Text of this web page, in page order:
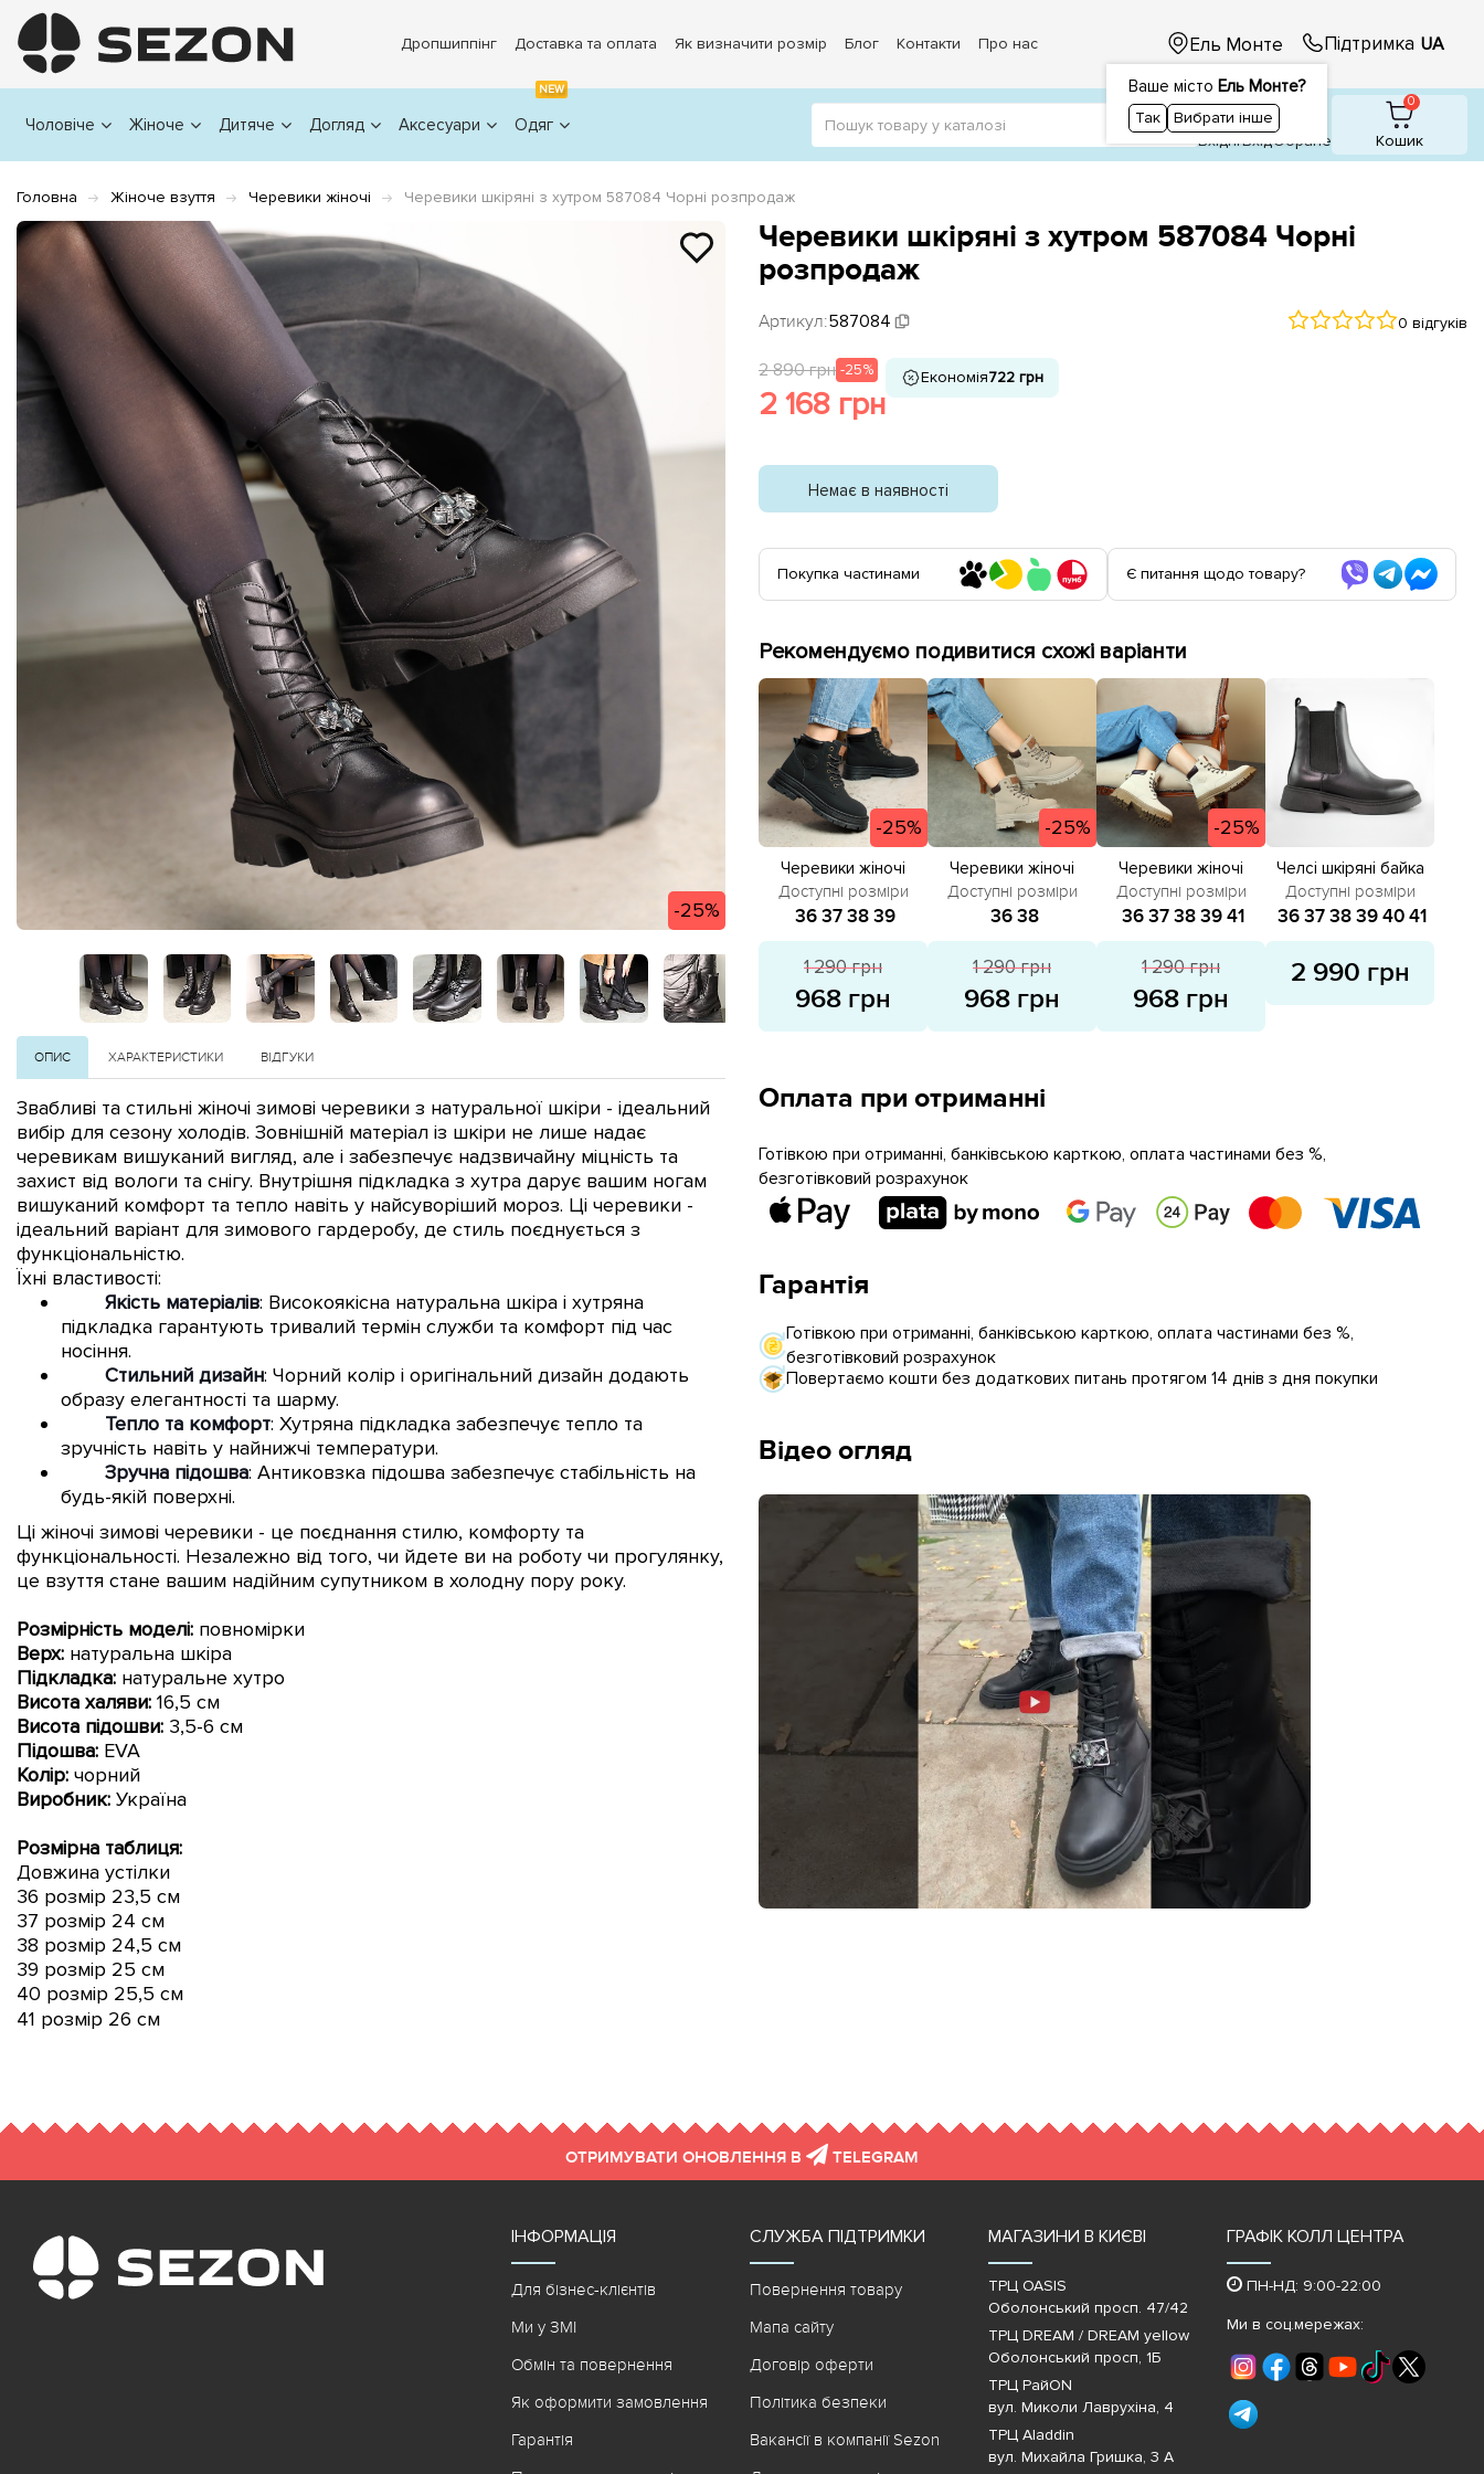
Дропшиппінг Доставка та оплата Як визначити розмір Блог Контакти Про нас Ель Монте
Ваше місто Ель Монте?
Так Вибрати інше
Підтримка UA
Чоловіче Жіноче Дитяче Догляд Аксесуари
NEW
Одяг
1
ВхідніВхiдОбране
0
Кошик
Головна Жіноче взуття Черевики жіночі Черевики шкіряні з хутром 587084 Чорні розпродаж
-25%
Черевики шкіряні з хутром 587084 Чорні
розпродаж
Артикул:587084 0 відгуків
2 890 грн -25%
2 168 грн
Економія722 грн
Немає в наявності
Покупка частинами Є питання щодо товару?
Рекомендуємо подивитися схожі варіанти
-25%
Черевики жіночі
586267 Чорні
розпродаж
Доступні розміри
36373839
1 290 грн
968 грн
-25%
Черевики жіночі
586266 Сірі
розпродаж
Доступні розміри
36 38
1 290 грн
968 грн
-25%
Черевики жіночі
586268 Світло-
бежеві розпродаж
Доступні розміри
3637383941
1 290 грн
968 грн
Челсі шкіряні байка
586374 Чорні
Доступні розміри
363738394041
2 990 грн
Оплата при отриманні
Готівкою при отриманні, банківською карткою, оплата частинами без %,
безготівковий розрахунок
Гарантія
Готівкою при отриманні, банківською карткою, оплата частинами без %,
безготівковий розрахунок
Повертаємо кошти без додаткових питань протягом 14 днів з дня покупки
Відео огляд
ОПИС ХАРАКТЕРИСТИКИ ВІДГУКИ
Звабливі та стильні жіночі зимові черевики з натуральної шкіри - ідеальний
вибір для сезону холодів. Зовнішній матеріал із шкіри не лише надає
черевикам вишуканий вигляд, але і забезпечує надзвичайну міцність та
захист від вологи та снігу. Внутрішня підкладка з хутра дарує вашим ногам
вишуканий комфорт та тепло навіть у найсуворіший мороз. Ці черевики -
ідеальний варіант для зимового гардеробу, де стиль поєднується з
функціональністю.
Їхні властивості:
Якість матеріалів: Високоякісна натуральна шкіра і хутряна
підкладка гарантують тривалий термін служби та комфорт під час
носіння.
Стильний дизайн: Чорний колір і оригінальний дизайн додають
образу елегантності та шарму.
Тепло та комфорт: Хутряна підкладка забезпечує тепло та
зручність навіть у найнижчі температури.
Зручна підошва: Антиковзка підошва забезпечує стабільність на
будь-якій поверхні.
Ці жіночі зимові черевики - це поєднання стилю, комфорту та
функціональності. Незалежно від того, чи йдете ви на роботу чи прогулянку,
це взуття стане вашим надійним супутником в холодну пору року.
Розмірність моделі: повномірки
Верх: натуральна шкіра
Підкладка: натуральне хутро
Висота халяви: 16,5 см
Висота підошви: 3,5-6 см
Підошва: EVA
Колір: чорний
Виробник: Україна
Розмірна таблиця:
Довжина устілки
36 розмір 23,5 см
37 розмір 24 см
38 розмір 24,5 см
39 розмір 25 см
40 розмір 25,5 см
41 розмір 26 см
ОТРИМУВАТИ ОНОВЛЕННЯ В TELEGRAM
ІНФОРМАЦІЯ
Для бізнес-клієнтів
Ми у ЗМІ
Обмін та повернення
Як оформити замовлення
Гарантія
СЛУЖБА ПІДТРИМКИ
Повернення товару
Мапа сайту
Договір оферти
Політика безпеки
Вакансії в компанії Sezon
МАГАЗИНИ В КИЄВІ
ТРЦ OASIS
Оболонський просп. 47/42
ТРЦ DREAM / DREAM yellow
Оболонський просп, 1Б
ТРЦ РайON
вул. Миколи Лаврухіна, 4
ТРЦ Aladdin
вул. Михайла Гришка, 3 А
ГРАФІК КОЛЛ ЦЕНТРА
ПН-НД: 9:00-22:00
Ми в соц.мережах: